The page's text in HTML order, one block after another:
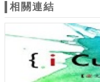
相關連結